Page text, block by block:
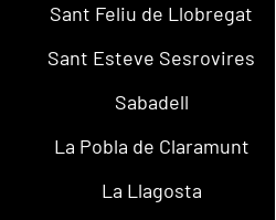
Sant Feliu de Llobregat
Sant Esteve Sesrovires
Sabadell
La Pobla de Claramunt
La Llagosta